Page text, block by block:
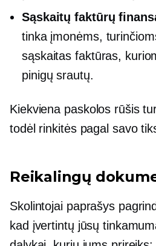
Sąskaitų faktūrų
tinka įmonėms,
sąskaitas faktūras,
pinigų srautų.
Kiekviena paskolos rūšis
todėl rinkitės pagal savo
Reikalingų
Skolintojai paprašys
kad įvertintų jūsų